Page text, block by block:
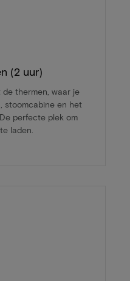
(2 uur)
thermen, waar je
stoomcabine en het
perfecte plek om
laden.